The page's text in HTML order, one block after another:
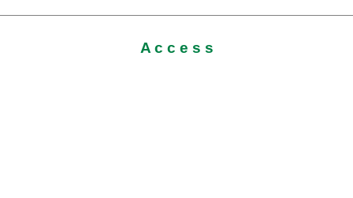
A c c e s s